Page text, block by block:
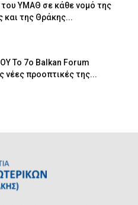
του ΥΜΑΘ σε κάθε νομό της
και της Θράκης...
Το 7ο Balkan Forum
νέες προοπτικές της...